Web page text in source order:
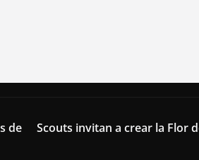
de
Scouts invitan a crear la Flor